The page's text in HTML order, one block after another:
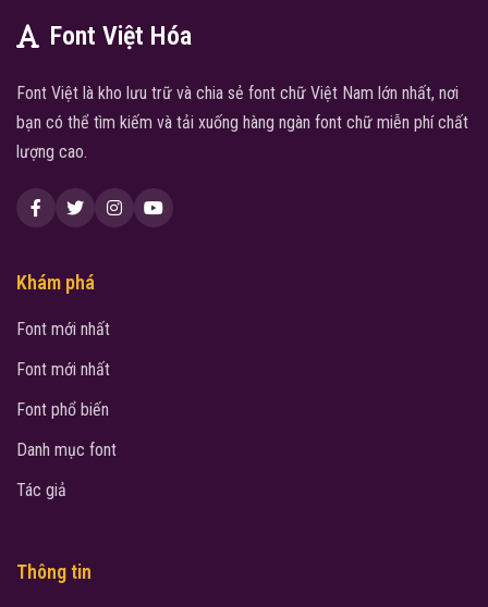
Font Việt Hóa
Font Việt là kho lưu trữ và chia sẻ font chữ Việt Nam lớn nhất, nơi
bạn có thể tìm kiếm và tải xuống hàng ngàn font chữ miễn phí chất
lượng cao.
Khám phá
Font mới nhất
Font mới nhất
Font phổ biến
Danh mục font
Tác giả
Thông tin